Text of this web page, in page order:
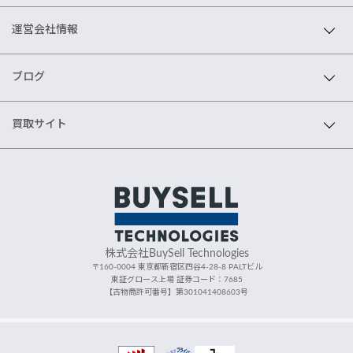
運営会社情報
ブログ
買取サイト
株式会社BuySell Technologies
〒160-0004 東京都新宿区四谷4-28-8 PALTビル
東証グロース上場 証券コード：7685
【古物商許可番号】第301041408603号